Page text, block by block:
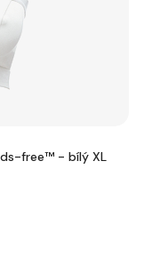
free™ - bílý XL